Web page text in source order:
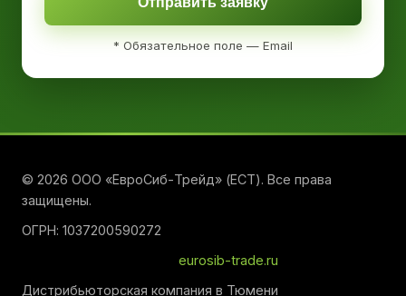
* Обязательное поле — Email
© 2026 ООО «ЕвроСиб-Трейд» (ЕСТ). Все права
защищены.
ОГРН: 1037200590272
eurosib-trade.ru
Дистрибьюторская компания в Тюмени